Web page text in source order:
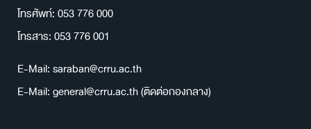
โทรศัพท์: 053 776 000
โทรสาร: 053 776 001
E-Mail: saraban@crru.ac.th
E-Mail: general@crru.ac.th (ติดต่อกองกลาง)